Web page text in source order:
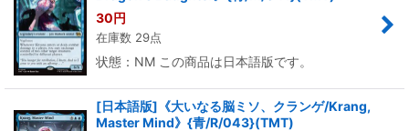
30円
在庫数 29点
状態：NM この商品は日本語版です。
[日本語版]《大いなる脳ミソ、クランゲ/Krang,
Master Mind》{青/R/043}(TMT)